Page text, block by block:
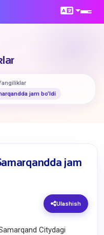
jam bo’ldi
jam
Ulashish
Citydagi